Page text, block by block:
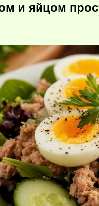
и яйцом